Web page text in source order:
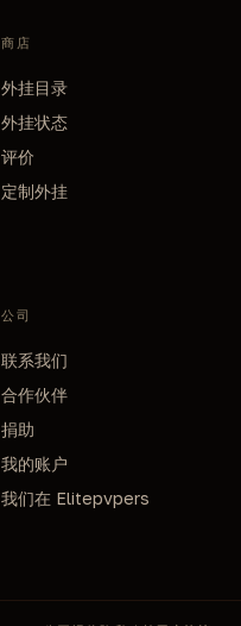
商店
外挂目录
外挂状态
评价
定制外挂
公司
联系我们
合作伙伴
捐助
我的账户
我们在 Elitepvpers